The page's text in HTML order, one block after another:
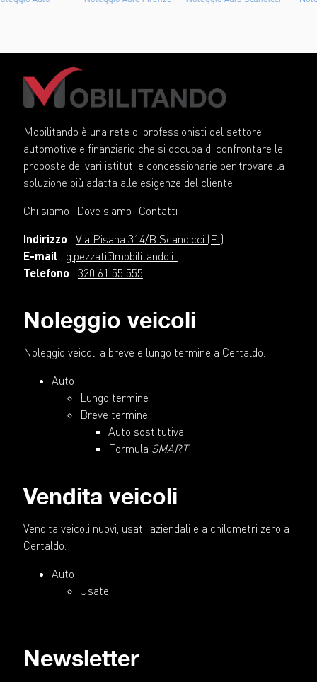
Mobilitando è una rete di professionisti del settore
automotive e finanziario che si occupa di confrontare le
proposte dei vari istituti e concessionarie per trovare la
soluzione più adatta alle esigenze del cliente.
Chi siamo
Dove siamo Contatti
Indirizzo: Via Pisana 314/B Scandicci (FI)
E-mail: g.pezzati@mobilitando.it
Telefono: 320 61 55 555
Noleggio veicoli
Noleggio veicoli a breve e lungo termine a Certaldo.
Auto
Lungo termine
Breve termine
Auto sostitutiva
Formula SMART
Vendita veicoli
Vendita veicoli nuovi, usati, aziendali e a chilometri zero a
Certaldo.
Auto
Usate
Newsletter